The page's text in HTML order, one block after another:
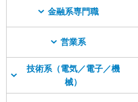
金融系専門職
営業系
技術系（電気／電子／機
械）